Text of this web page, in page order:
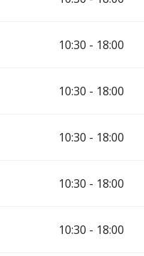
10:30 - 18:00
10:30 - 18:00
10:30 - 18:00
10:30 - 18:00
10:30 - 18:00